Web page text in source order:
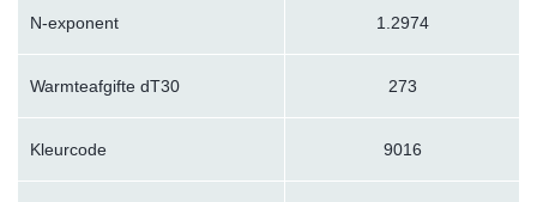
N-exponent 1.2974
Warmteafgifte dT30 273
Kleurcode 9016